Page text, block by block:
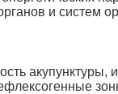
и систем
акупунктуры,